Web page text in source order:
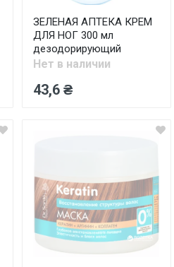
ЗЕЛЕНАЯ АПТЕКА КРЕМ
ДЛЯ НОГ 300 мл
дезодорирующий
Нет в наличии
43,6 ₴